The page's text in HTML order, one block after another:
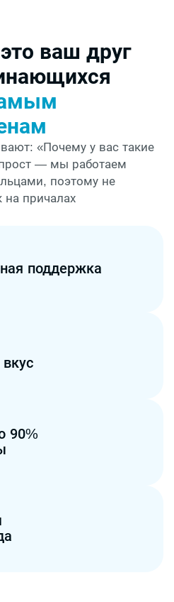
ваш друг
«Почему у вас такие
— мы работаем
поэтому не
на причалах
поддержка
90%